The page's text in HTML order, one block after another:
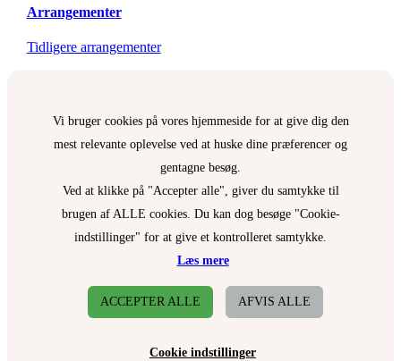
Arrangementer
Tidligere arrangementer
Vi bruger cookies på vores hjemmeside for at give dig den
mest relevante oplevelse ved at huske dine præferencer og
gentagne besøg.
Ved at klikke på "Accepter alle", giver du samtykke til
brugen af ALLE cookies. Du kan dog besøge "Cookie-
indstillinger" for at give et kontrolleret samtykke.
Læs mere
ACCEPTER ALLE AFVIS ALLE
Cookie indstillinger